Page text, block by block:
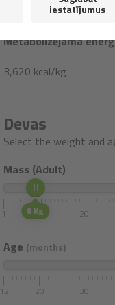
antioksidantus:
Metabolizējama
3,620 kcal/kg
Devas
Select the weight and
Mass (Adult)
8 Kg
1 10 20
Age (months)
12 20 30